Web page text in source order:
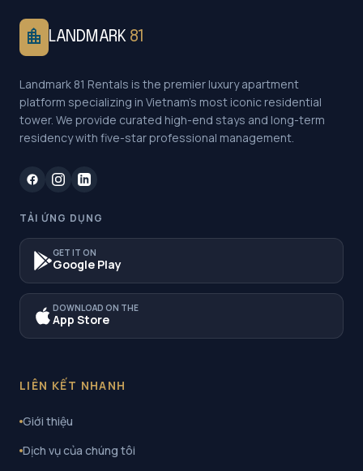
location_city LANDMARK 81
Landmark 81 Rentals is the premier luxury apartment
platform specializing in Vietnam's most iconic residential
tower. We provide curated high-end stays and long-term
residency with five-star professional management.
TẢI ỨNG DỤNG
GET IT ON
Google Play
DOWNLOAD ON THE
App Store
LIÊN KẾT NHANH
Giới thiệu
Dịch vụ của chúng tôi